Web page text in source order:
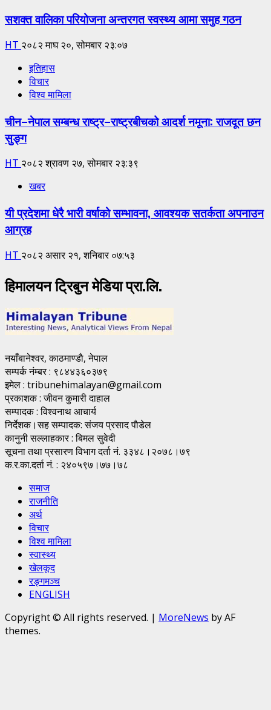
सशक्त वालिका परियोजना अन्तरगत स्वस्थ्य आमा समुह गठन
HT २०८२ माघ २०, सोमबार २३:०७
इतिहास
विचार
विश्व मामिला
चीन–नेपाल सम्बन्ध राष्ट्र–राष्ट्रबीचको आदर्श नमूना: राजदूत छन
सुङ्ग
HT २०८२ श्रावण २७, सोमबार २३:३९
खबर
यी प्रदेशमा धेरै भारी वर्षाको सम्भावना, आवश्यक सतर्कता अपनाउन
आग्रह
HT २०८२ असार २१, शनिबार ०७:५३
हिमालयन ट्रिबुन मेडिया प्रा.लि.
नयाँबानेश्वर, काठमाण्डाै, नेपाल
सम्पर्क नंम्बर : ९८४४३६०३७९
इमेल : tribunehimalayan@gmail.com
प्रकाशक : जीवन कुमारी दाहाल
सम्पादक : विश्वनाथ आचार्य
निर्देशक।सह सम्पादक: संजय प्रसाद पाैडेल
कानुनी सल्लाहकार : बिमल सुवेदी
सूचना तथा प्रसारण विभाग दर्ता नं. ३३४८।२०७८।७९
क.र.का.दर्ता नं. : २४०५९७।७७।७८
समाज
राजनीति
अर्थ
विचार
विश्व मामिला
स्वास्थ्य
खेलकूद
रङ्गमञ्च
ENGLISH
Copyright © All rights reserved. | MoreNews by AF
themes.